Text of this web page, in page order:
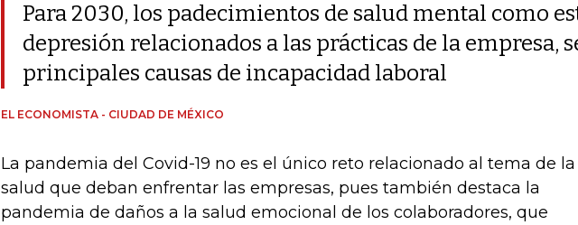
Para 2030, los padecimientos de salud mental como
depresión relacionados a las prácticas de la empresa,
principales causas de incapacidad laboral
EL ECONOMISTA - CIUDAD DE MÉXICO
La pandemia del Covid-19 no es el único reto relacionado al tema de la
salud que deban enfrentar las empresas, pues también destaca la
pandemia de daños a la salud emocional de los colaboradores, que